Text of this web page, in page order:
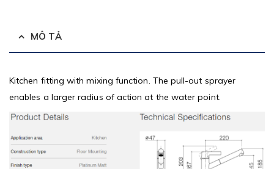
MÔ TẢ
Kitchen fitting with mixing function. The pull-out sprayer
enables a larger radius of action at the water point.